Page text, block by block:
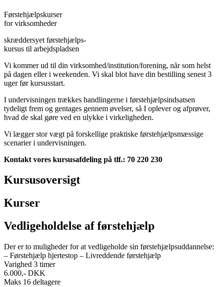
Førstehjælpskurser
for virksomheder
skræddersyet førstehjælps-
kursus til arbejdspladsen
Vi kommer ud til din virksomhed/institution/forening, når som helst
på dagen eller i weekenden. Vi skal blot have din bestilling senest 3
uger før kursusstart.
I undervisningen trækkes handlingerne i førstehjælpsindsatsen
tydeligt frem og gentages gennem øvelser, så I oplever og afprøver,
hvad de skal gøre ved en ulykke i virkeligheden.
Vi lægger stor vægt på forskellige praktiske førstehjælpsmæssige
scenarier i undervisningen.
Kontakt vores kursusafdeling på tlf.: 70 220 230
Kursusoversigt
Kurser
Vedligeholdelse af førstehjælp
Der er to muligheder for at vedligeholde sin førstehjælpsuddannelse:
– Førstehjælp hjertestop – Livreddende førstehjælp
Varighed 3 timer
6.000,- DKK
Maks 16 deltagere